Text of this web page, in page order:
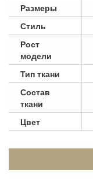
Размеры
Стиль
Рост
модели
Тип ткани
Состав
ткани
Цвет